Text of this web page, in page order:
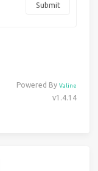
Submit
Powered By Valine
v1.4.14